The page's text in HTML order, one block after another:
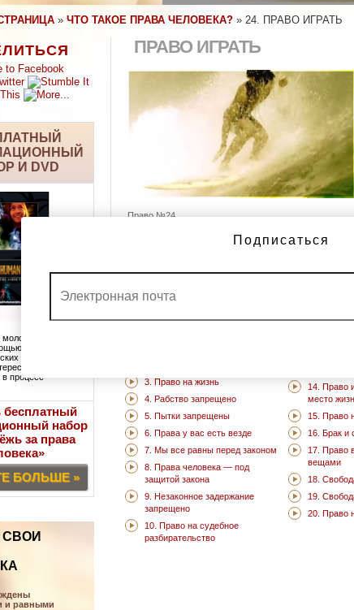
» ЧТО ТАКОЕ ПРАВА ЧЕЛОВЕКА? » 24. ПРАВО ИГРАТЬ
И DVD
об их
наборов,
учащихся
в процесс
бесплатный
набор
за права
БОЛЬШЕ »
и равными
ПРАВО ИГРАТЬ
Право №24
ДРУГИЕ ВИДЕО
1. Мы все рождены свободными
3. Право на жизнь
4. Рабство запрещено
5. Пытки запрещены
6. Права у вас есть везде
7. Мы все равны перед законом
8. Права человека — под
защитой закона
9. Незаконное задержание
запрещено
10. Право на судебное
разбирательство
11. Мы не
14. Право
место
15. Право
16. Брак и
17. Право
вещами
18.
19.
20. Право
Подписаться